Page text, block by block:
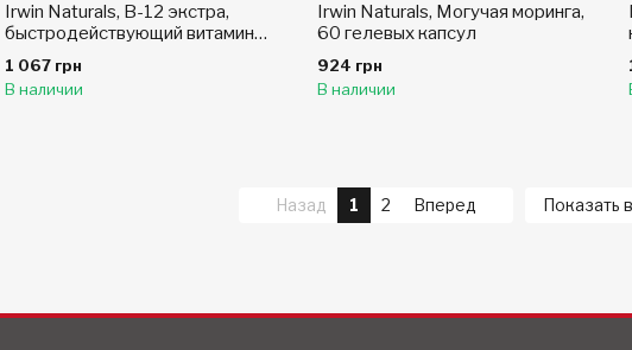
Irwin Naturals, B-12 экстра,
быстродействующий витамин
B12, 60 мягких желатиновых
капсул с жидкостью
1 067 грн
В наличии
Irwin Naturals, Могучая моринга,
60 гелевых капсул
924 грн
В наличии
Назад 1 2 Вперед Показать